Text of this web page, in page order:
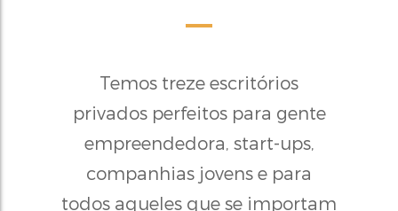
Temos treze escritórios
privados perfeitos para gente
empreendedora, start-ups,
companhias jovens e para
todos aqueles que se importam